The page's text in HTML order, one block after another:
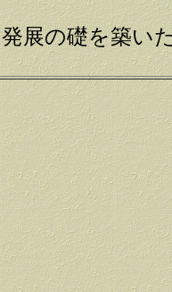
発展の礎を築い